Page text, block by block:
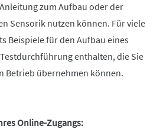
zum Aufbau oder der
Sensorik nutzen können. Für viele
Beispiele für den Aufbau eines
enthalten, die Sie
Betrieb übernehmen können.
Online-Zugangs: